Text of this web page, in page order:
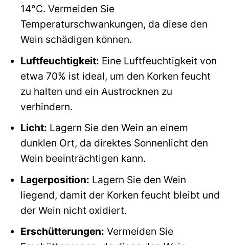
14°C. Vermeiden Sie
Temperaturschwankungen, da diese den
Wein schädigen können.
Luftfeuchtigkeit: Eine Luftfeuchtigkeit von
etwa 70% ist ideal, um den Korken feucht
zu halten und ein Austrocknen zu
verhindern.
Licht: Lagern Sie den Wein an einem
dunklen Ort, da direktes Sonnenlicht den
Wein beeinträchtigen kann.
Lagerposition: Lagern Sie den Wein
liegend, damit der Korken feucht bleibt und
der Wein nicht oxidiert.
Erschütterungen: Vermeiden Sie